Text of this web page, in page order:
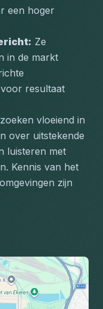
een hoger
Ze
in de markt
resultaat
vloeiend in
over uitstekende
luisteren met
Kennis van het
zijn